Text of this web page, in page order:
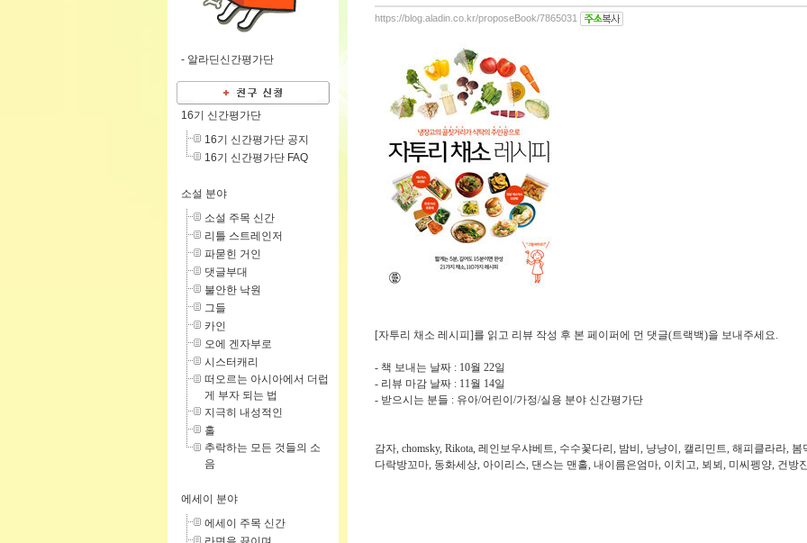
https://blog.aladin.co.kr/proposeBook/7865031
[자투리 채소 레시피]를 읽고 리뷰 작성 후 본 페이퍼에 먼 댓글(트랙백)을 보내주세요.
- 책 보내는 날짜 : 10월 22일
- 리뷰 마감 날짜 : 11월 14일
- 받으시는 분들 : 유아/어린이/가정/실용 분야 신간평가단
감자, chomsky, Rikota, 레인보우샤베트, 수수꽃다리, 밤비, 냥냥이, 캘리민트, 해피클라라, 봄
다락방꼬마, 동화세상, 아이리스, 댄스는 맨홀, 내이름은엄마, 이치고, 뵈뵈, 미씨펭양, 건방
- 알라딘신간평가단
16기 신간평가단
16기 신간평가단 공지
16기 신간평가단 FAQ
소설 분야
소설 주목 신간
리틀 스트레인저
파묻힌 거인
댓글부대
불안한 낙원
그들
카인
오에 겐자부로
시스터캐리
떠오르는 아시아에서 더럽
게 부자 되는 법
지극히 내성적인
홀
추락하는 모든 것들의 소
음
에세이 분야
에세이 주목 신간